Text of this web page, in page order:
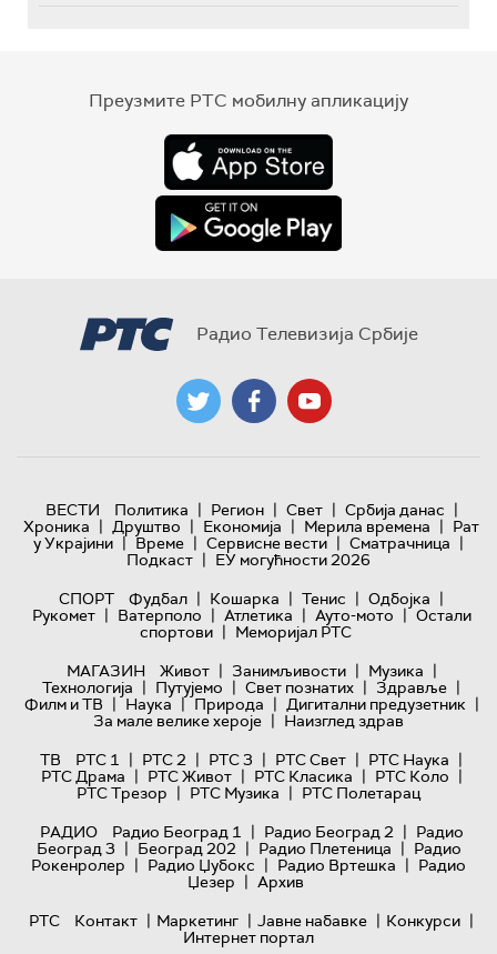
Преузмите РТС мобилну апликацију
Радио Телевизија Србије
ВЕСТИ Политика | Регион | Свет | Србија данас |
Хроника | Друштво | Економија | Мерила времена | Рат
у Украјини | Време | Сервисне вести | Сматрачница |
Подкаст | ЕУ могућности 2026
СПОРТ
Фудбал | Кошарка | Тенис | Одбојка |
Рукомет | Ватерполо | Атлетика | Ауто-мото | Остали
спортови | Меморијал РТС
МАГАЗИН
Живот | Занимљивости | Музика |
Технологијa | Путујемо | Свет познатих | Здравље |
Филм и ТВ | Наука | Природа | Дигитални предузетник |
За мале велике хероје | Наизглед здрав
ТВ
РТС 1 | РТС 2 | РТС 3 | РТС Свет | РТС Наука |
РТС Драма | РТС Живот | РТС Класика | РТС Коло |
РТС Трезор | РТС Музика | РТС Полетарац
РАДИО
Радио Београд 1 | Радио Београд 2 | Радио
Београд 3 | Београд 202 | Радио Плетеница | Радио
Рокенролер | Радио Џубокс | Радио Вртешка | Радио
Џезер | Архив
РТС
Контакт | Маркетинг | Јавне набавке | Конкурси |
Интернет портал